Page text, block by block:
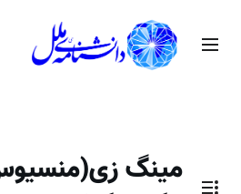
محتوامنوی اصلی
مینگ